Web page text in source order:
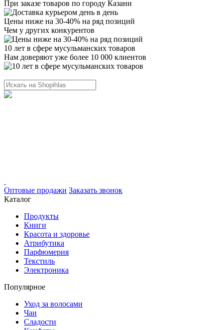
При заказе товаров по городу Казани
Цены ниже на 30-40% на ряд позиций
Чем у других конкурентов
10 лет в сфере мусульманских товаров
Нам доверяют уже более 10 000 клиентов
Оптовые продажи Заказать звонок
Каталог
Продукты
Книги
Красота и здоровье
Атрибутика
Парфюмерия
Текстиль
Электроника
Популярное
Уход за волосами
Чаи
Сладости